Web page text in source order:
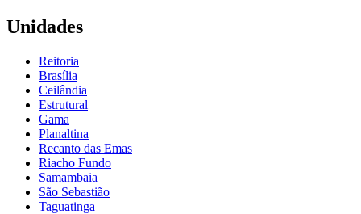
Unidades
Reitoria
Brasília
Ceilândia
Estrutural
Gama
Planaltina
Recanto das Emas
Riacho Fundo
Samambaia
São Sebastião
Taguatinga